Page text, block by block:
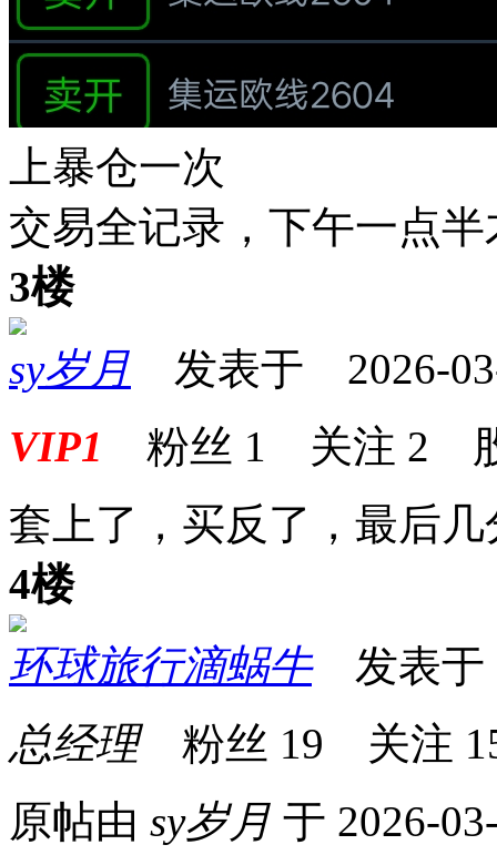
上暴仓一次
交易全记录，下午一点
3楼
sy岁月 发表于 2026-
VIP1 粉丝 1 关注 2
套上了，买反了，最后
4楼
环球旅行滴蜗牛发表于
总经理粉丝 19 关注
原帖由 sy岁月 于 2026-